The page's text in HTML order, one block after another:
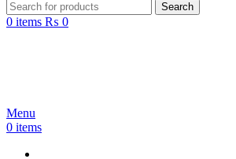
Search
0 items ₨ 0
Menu
0 items